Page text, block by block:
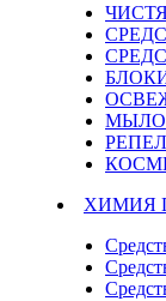
МЫЛО
ХИМИЯ